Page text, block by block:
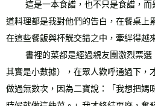
這是一本食譜，也不只是食譜，而
道料理都是我對他們的告白，在餐桌上
在這些餐飯與杯觥交錯之中，牽絆得越
書裡的菜都是經過親友團激烈票選
其實是小數據），在眾人歡呼通過下，
做過無數次，因為二寶說：「我想把媽